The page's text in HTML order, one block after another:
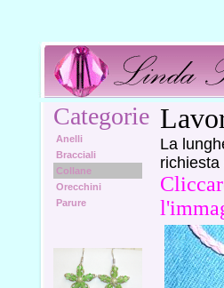
Categorie
Anelli
Bracciali
Collane
Orecchini
Parure
La